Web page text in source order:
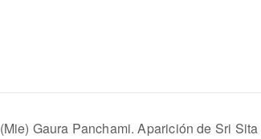
(Mie) Gaura Panchami. Aparición de Sri